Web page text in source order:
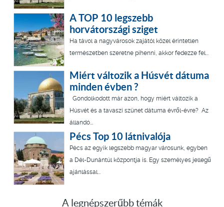
A TOP 10 legszebb
horvátországi sziget
Ha távol a nagyvárosok zajától közel érintetlen
természetben szeretne pihenni, akkor fedezze fel...
Miért változik a Húsvét dátuma
minden évben ?
Gondolkodott már azon, hogy miért változik a
Húsvét és a tavaszi szünet dátuma évről-évre? Az
állandó...
Pécs Top 10 látnivalója
Pécs az egyik legszebb magyar városunk, egyben
a Dél-Dunántúl központja is. Egy személyes jellegű
ajánlással...
A legnépszerűbb témák